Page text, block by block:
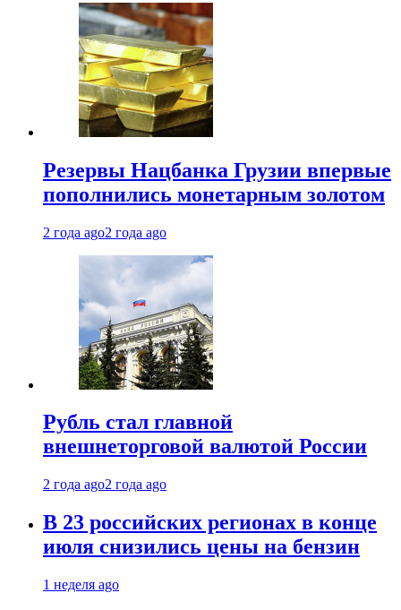
Резервы Нацбанка Грузии впервые
пополнились монетарным золотом
2 года ago2 года ago
Рубль стал главной
внешнеторговой валютой России
2 года ago2 года ago
В 23 российских регионах в конце
июля снизились цены на бензин
1 неделя ago